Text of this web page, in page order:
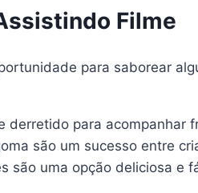
Filme
para saborear
derretido para acompanhar
são um sucesso entre
são uma opção deliciosa e